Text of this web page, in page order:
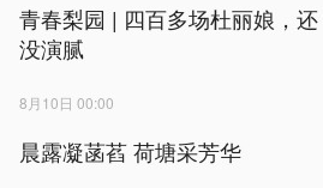
青春梨园 | 四百多场杜丽娘，还
没演腻
8月10日 00:00
晨露凝菡萏 荷塘采芳华